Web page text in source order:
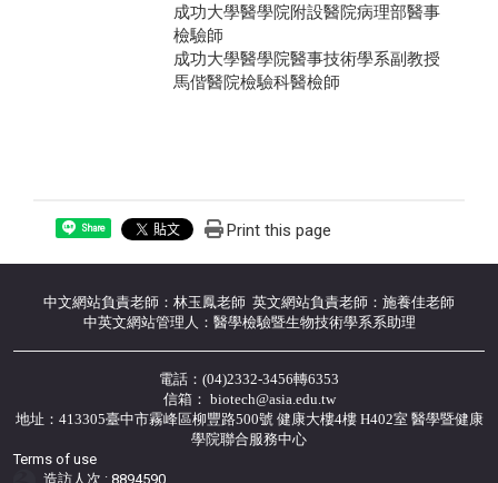
成功大學醫學院附設醫院病理部醫事
檢驗師
成功大學醫學院醫事技術學系副教授
馬偕醫院檢驗科醫檢師
Share Print this page
中文網站負責老師：林玉鳳老師 英文網站負責老師：施養佳老師
中英文網站管理人：醫學檢驗暨生物技術學系系助理
電話：(04)2332-3456轉6353
信箱： biotech@asia.edu.tw
地址：413305臺中市霧峰區柳豐路500號 健康大樓4樓 H402室 醫學暨健康
學院聯合服務中心
Terms of use